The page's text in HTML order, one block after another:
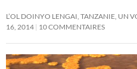
L’OL DOINYO LENGAI, TANZANIE, UN
16, 2014 10 COMMENTAIRES